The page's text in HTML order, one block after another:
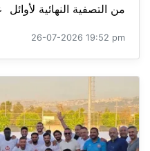
من التصفية النهائية
26-07-2026 19:52 pm